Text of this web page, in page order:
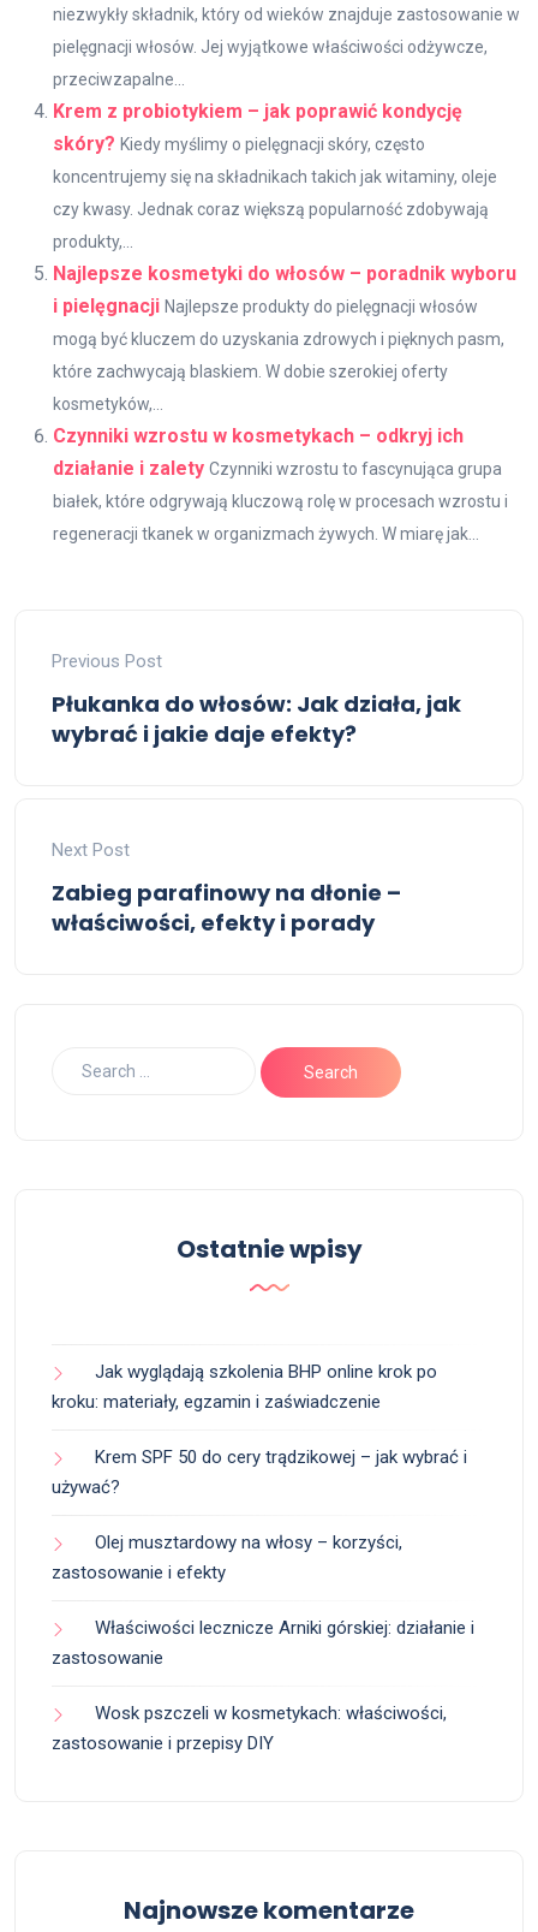
niezwykły składnik, który od wieków znajduje zastosowanie w
pielęgnacji włosów. Jej wyjątkowe właściwości odżywcze,
przeciwzapalne...
Krem z probiotykiem – jak poprawić kondycję
skóry? Kiedy myślimy o pielęgnacji skóry, często
koncentrujemy się na składnikach takich jak witaminy, oleje
czy kwasy. Jednak coraz większą popularność zdobywają
produkty,...
Najlepsze kosmetyki do włosów – poradnik wyboru
i pielęgnacji Najlepsze produkty do pielęgnacji włosów
mogą być kluczem do uzyskania zdrowych i pięknych pasm,
które zachwycają blaskiem. W dobie szerokiej oferty
kosmetyków,...
Czynniki wzrostu w kosmetykach – odkryj ich
działanie i zalety Czynniki wzrostu to fascynująca grupa
białek, które odgrywają kluczową rolę w procesach wzrostu i
regeneracji tkanek w organizmach żywych. W miarę jak...
Previous Post
Płukanka do włosów: Jak działa, jak
wybrać i jakie daje efekty?
Next Post
Zabieg parafinowy na dłonie –
właściwości, efekty i porady
Ostatnie wpisy
Jak wyglądają szkolenia BHP online krok po
kroku: materiały, egzamin i zaświadczenie
Krem SPF 50 do cery trądzikowej – jak wybrać i
używać?
Olej musztardowy na włosy – korzyści,
zastosowanie i efekty
Właściwości lecznicze Arniki górskiej: działanie i
zastosowanie
Wosk pszczeli w kosmetykach: właściwości,
zastosowanie i przepisy DIY
Najnowsze komentarze